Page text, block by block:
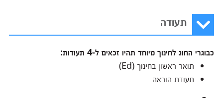
תעודה
כבוגרי החוג לחינוך מיוחד תהיו זכאים ל-4 תעודות:
תואר ראשון בחינוך (Ed)
תעודת הוראה